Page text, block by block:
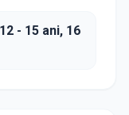
- 15 ani, 16